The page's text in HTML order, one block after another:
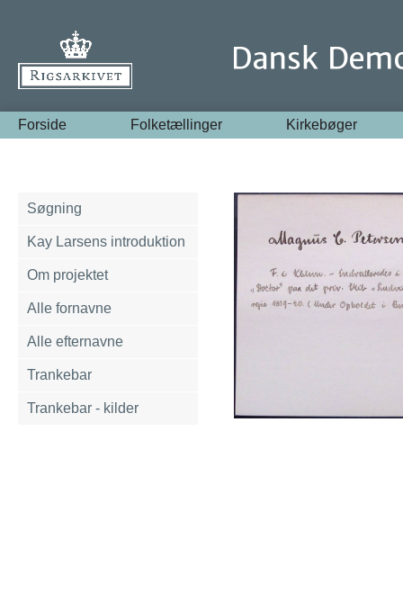
Forside Folketællinger Kirkebøger
Søgning
Kay Larsens introduktion
Om projektet
Alle fornavne
Alle efternavne
Trankebar
Trankebar - kilder